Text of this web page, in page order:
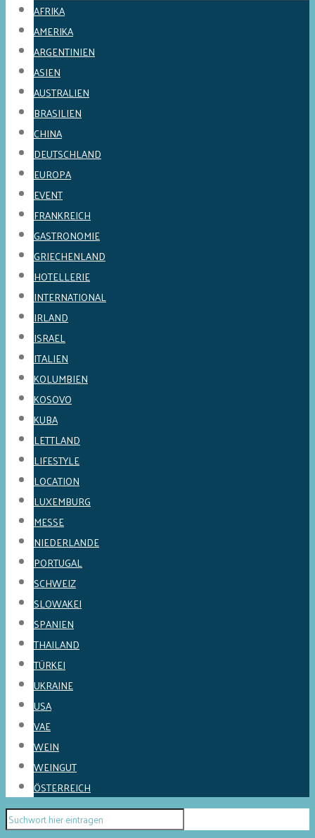
AFRIKA
AMERIKA
ARGENTINIEN
ASIEN
AUSTRALIEN
BRASILIEN
CHINA
DEUTSCHLAND
EUROPA
EVENT
FRANKREICH
GASTRONOMIE
GRIECHENLAND
HOTELLERIE
INTERNATIONAL
IRLAND
ISRAEL
ITALIEN
KOLUMBIEN
KOSOVO
KUBA
LETTLAND
LIFESTYLE
LOCATION
LUXEMBURG
MESSE
NIEDERLANDE
PORTUGAL
SCHWEIZ
SLOWAKEI
SPANIEN
THAILAND
TÜRKEI
UKRAINE
USA
VAE
WEIN
WEINGUT
ÖSTERREICH